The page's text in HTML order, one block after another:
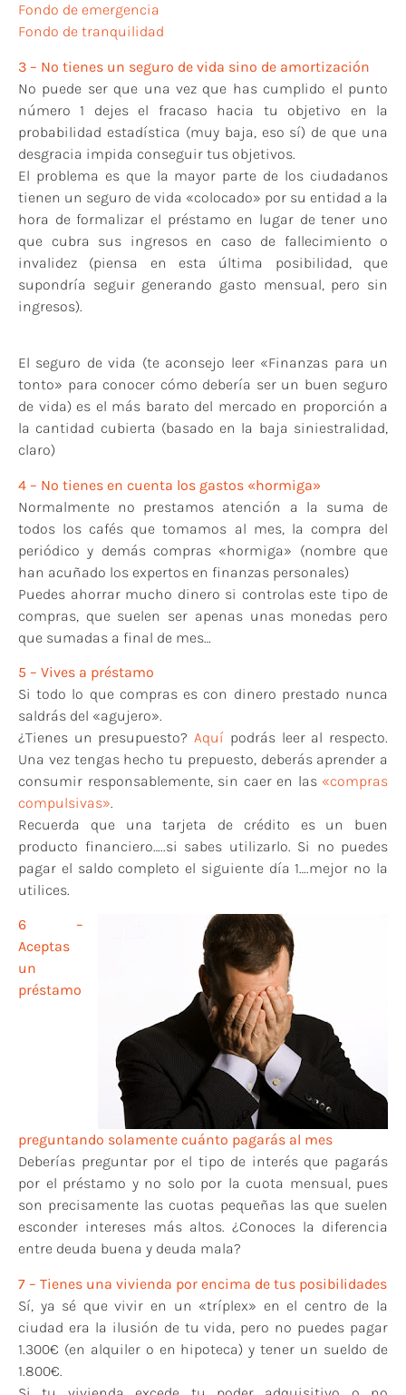
Fondo de emergencia
Fondo de tranquilidad
3 – No tienes un seguro de vida sino de amortización
No puede ser que una vez que has cumplido el punto
número 1 dejes el fracaso hacia tu objetivo en la
probabilidad estadística (muy baja, eso sí) de que una
desgracia impida conseguir tus objetivos.
El problema es que la mayor parte de los ciudadanos
tienen un seguro de vida «colocado» por su entidad a la
hora de formalizar el préstamo en lugar de tener uno
que cubra sus ingresos en caso de fallecimiento o
invalidez (piensa en esta última posibilidad, que
supondría seguir generando gasto mensual, pero sin
ingresos).
El seguro de vida (te aconsejo leer «Finanzas para un
tonto» para conocer cómo debería ser un buen seguro
de vida) es el más barato del mercado en proporción a
la cantidad cubierta (basado en la baja siniestralidad,
claro)
4 – No tienes en cuenta los gastos «hormiga»
Normalmente no prestamos atención a la suma de
todos los cafés que tomamos al mes, la compra del
periódico y demás compras «hormiga» (nombre que
han acuñado los expertos en finanzas personales)
Puedes ahorrar mucho dinero si controlas este tipo de
compras, que suelen ser apenas unas monedas pero
que sumadas a final de mes…
5 – Vives a préstamo
Si todo lo que compras es con dinero prestado nunca
saldrás del «agujero».
¿Tienes un presupuesto?Aquí podrás leer al respecto.
Una vez tengas hecho tu prepuesto, deberás aprender a
consumir responsablemente, sin caer en las «compras
compulsivas».
Recuerda que una tarjeta de crédito es un buen
producto financiero…..si sabes utilizarlo. Si no puedes
pagar el saldo completo el siguiente día 1….mejor no la
utilices.
6 –
Aceptas
un
préstamo
preguntando solamente cuánto pagarás al mes
Deberías preguntar por el tipo de interés que pagarás
por el préstamo y no solo por la cuota mensual, pues
son precisamente las cuotas pequeñas las que suelen
esconder intereses más altos. ¿Conoces la diferencia
entre deuda buena y deuda mala?
7 – Tienes una vivienda por encima de tus posibilidades
Sí, ya sé que vivir en un «tríplex» en el centro de la
ciudad era la ilusión de tu vida, pero no puedes pagar
1.300€ (en alquiler o en hipoteca) y tener un sueldo de
1.800€.